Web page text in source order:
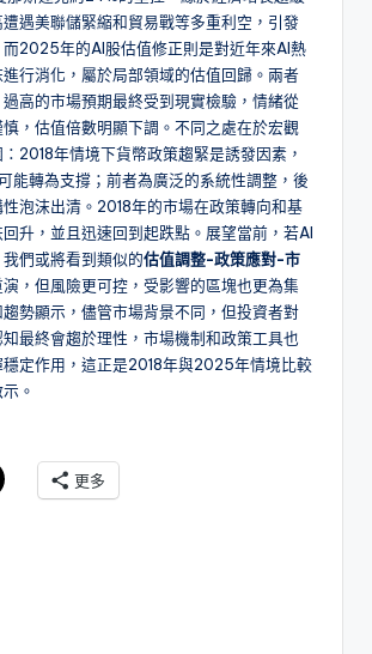
遇美聯儲緊縮和貿易戰等多重利空，引發
2025年的AI股估值修正則是對近年來AI熱
行消化，屬於局部領域的估值回歸。兩者
高的市場預期最終受到現實檢驗，情緒從
，估值倍數明顯下調。不同之處在於宏觀
2018年情境下貨幣政策趨緊是誘發因素，
能轉為支撐；前者為廣泛的系統性調整，後
泡沫出清。2018年的市場在政策轉向和基
升，並且迅速回到起跌點。展望當前，若AI
們或將看到類似的估值調整-政策應對-市
演，但風險更可控，受影響的區塊也更為集
勢顯示，儘管市場背景不同，但投資者對
最終會趨於理性，市場機制和政策工具也
定作用，這正是2018年與2025年情境比較
。
更多